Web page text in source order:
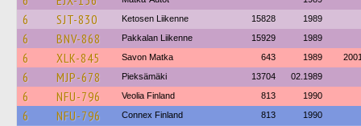
6 SJT-830 Ketosen Liikenne 15828 1989
6 BNV-868 Pakkalan Liikenne 15929 1989
6 XLK-845 Savon Matka 643 1989
6 MJP-678 Pieksämäki 13704 02.1989
6 NFU-796 Veolia Finland 813 1990
6 NFU-796 Connex Finland 813 1990